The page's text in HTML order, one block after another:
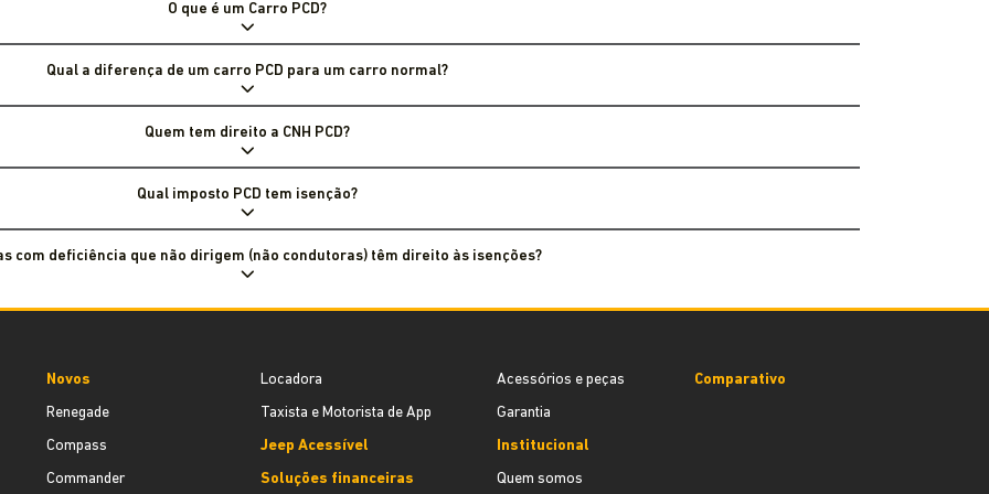
O que é um Carro PCD?
Qual a diferença de um carro PCD para um carro normal?
Quem tem direito a CNH PCD?
Qual imposto PCD tem isenção?
com deficiência que não dirigem (não condutoras) têm direito às isenções?
Novos
Renegade
Compass
Commander
Locadora
Taxista e Motorista de App
Jeep Acessível
Soluções financeiras
Acessórios e peças
Garantia
Institucional
Quem somos
Comparativo